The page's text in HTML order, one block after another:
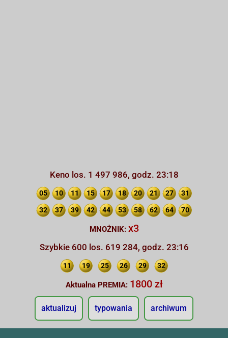
Keno los. 1 497 986, godz. 23:18
05 10 11 15 17 18 20 21 27 31
32 37 39 42 44 53 58 62 64 70
MNOŻNIK: x3
Szybkie 600 los. 619 284, godz. 23:16
11 19 25 26 29 32
Aktualna PREMIA: 1800 zł
aktualizuj typowania archiwum